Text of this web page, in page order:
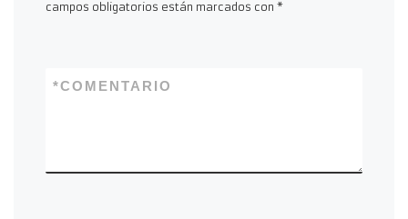
campos obligatorios están marcados con *
COMENTARIO
*